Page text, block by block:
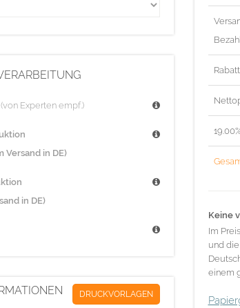
Experten empf.)
Versand in DE)
in DE)
DRUCKVORLAGEN
Keine
Im
und
einem